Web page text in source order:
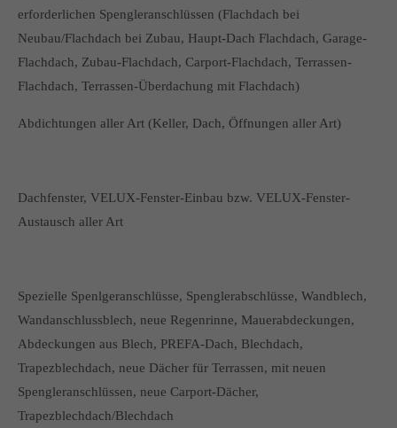
erforderlichen Spengleranschlüssen (Flachdach bei
Neubau/Flachdach bei Zubau, Haupt-Dach Flachdach, Garage-
Flachdach, Zubau-Flachdach, Carport-Flachdach, Terrassen-
Flachdach, Terrassen-Überdachung mit Flachdach)
Abdichtungen aller Art (Keller, Dach, Öffnungen aller Art)
Dachfenster, VELUX-Fenster-Einbau bzw. VELUX-Fenster-
Austausch aller Art
Spezielle Spenlgeranschlüsse, Spenglerabschlüsse, Wandblech,
Wandanschlussblech, neue Regenrinne, Mauerabdeckungen,
Abdeckungen aus Blech, PREFA-Dach, Blechdach,
Trapezblechdach, neue Dächer für Terrassen, mit neuen
Spengleranschlüssen, neue Carport-Dächer,
Trapezblechdach/Blechdach